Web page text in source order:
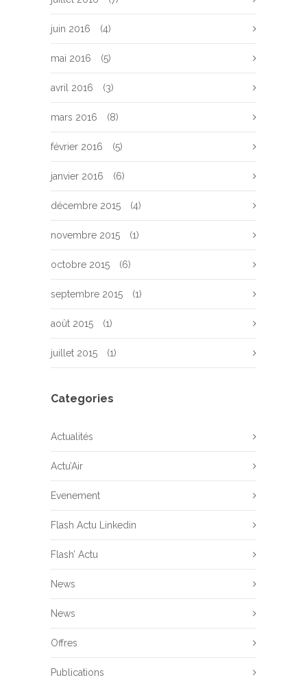
juin 2016 (4)
mai 2016 (5)
avril 2016 (3)
mars 2016 (8)
février 2016 (5)
janvier 2016 (6)
décembre 2015 (4)
novembre 2015 (1)
octobre 2015 (6)
septembre 2015 (1)
août 2015 (1)
juillet 2015 (1)
Categories
Actualités
Actu’Air
Evenement
Flash Actu Linkedin
Flash’ Actu
News
News
Offres
Publications